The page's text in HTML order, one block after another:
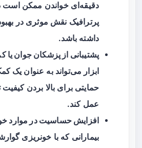
دقیقه‌ای خواندن ممکن است
پرترافیک نقش موثری در
داشته باشد.
پشتیبانی از پزشکان جوان یا
ابزار می‌تواند به عنوان یک
حمایتی برای بالا بردن کیفیت
عمل کند.
افزایش حساسیت در موارد
بیمارانی که با خونریزی